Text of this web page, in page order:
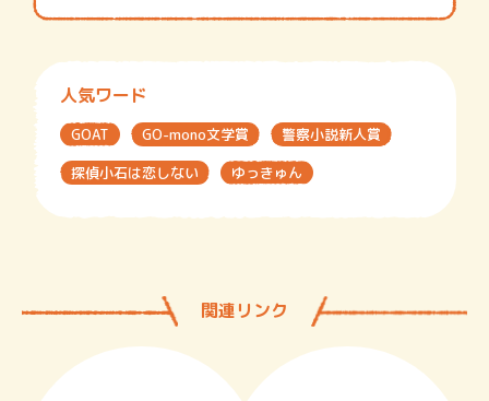
人気ワード
GOAT GO-mono文学賞
警察小説新人賞
探偵小石は恋しない
ゆっきゅん
関連リンク